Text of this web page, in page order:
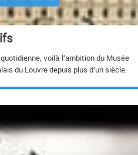
voilà l’ambition du Musée
du Louvre depuis plus d’un siècle.